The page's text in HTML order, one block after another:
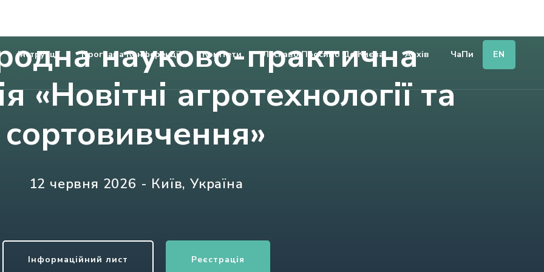
Інструкції Програма Конференції Комітети Ласкаво Просимо До Києва Архів ЧаПи EN
науково-практична
«Новітні агротехнології та
сортовивчення»
12 червня 2026 - Київ, Україна
Інформаційний лист Реєстрація